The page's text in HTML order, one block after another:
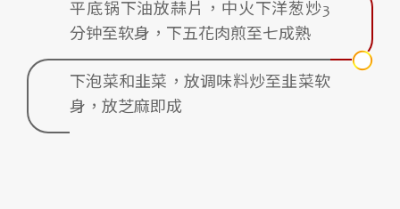
平底锅下油放蒜片，中火下洋葱炒3
分钟至软身，下五花肉煎至七成熟
下泡菜和韭菜，放调味料炒至韭菜软
身，放芝麻即成